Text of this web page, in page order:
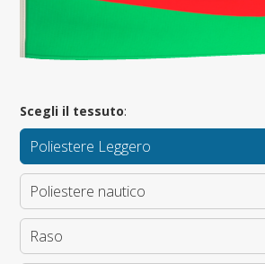
Scegli il tessuto:
Poliestere Leggero
Poliestere nautico
Raso